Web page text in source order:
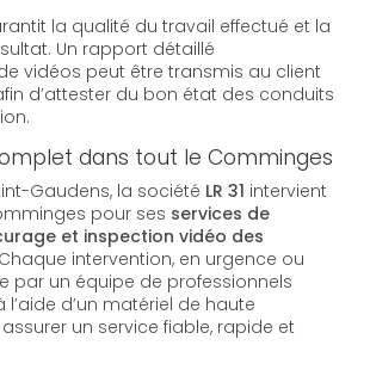
la qualité du travail effectué et la
Un rapport détaillé
vidéos peut être transmis au client
d’attester du bon état des conduits
dans tout le Comminges
Gaudens, la société LR 31 intervient
pour ses services de
et inspection vidéo des
Chaque intervention, en urgence ou
par un équipe de professionnels
l’aide d’un matériel de haute
un service fiable, rapide et